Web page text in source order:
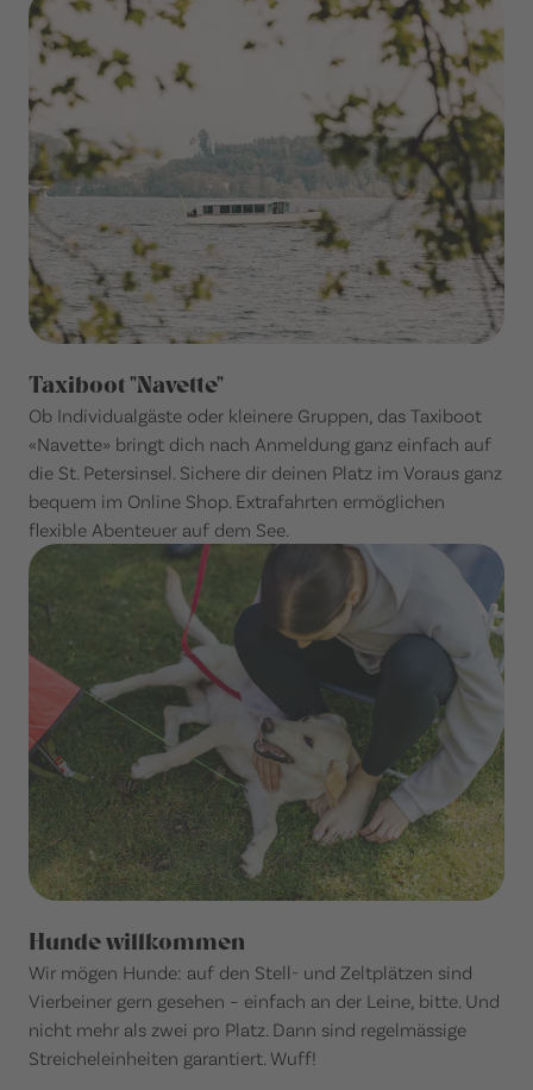
Taxiboot "Navette"
Ob Individualgäste oder kleinere Gruppen, das Taxiboot
«Navette» bringt dich nach Anmeldung ganz einfach auf
die St. Petersinsel. Sichere dir deinen Platz im Voraus ganz
bequem im Online Shop. Extrafahrten ermöglichen
flexible Abenteuer auf dem See.
Hunde willkommen
Wir mögen Hunde: auf den Stell- und Zeltplätzen sind
Vierbeiner gern gesehen – einfach an der Leine, bitte. Und
nicht mehr als zwei pro Platz. Dann sind regelmässige
Streicheleinheiten garantiert. Wuff!